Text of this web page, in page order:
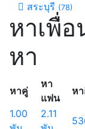
สระบุรี (78)
หาเพื่
หา
หาคู่
หา
แฟน
ห
1.00
2.11